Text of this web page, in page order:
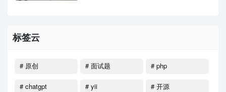
标签云
# 原创 # 面试题 # php
# chatgpt # yii # 开源